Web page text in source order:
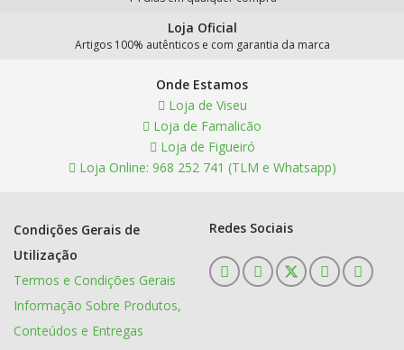
Loja Oficial
Artigos 100% autênticos e com garantia da marca
Onde Estamos
Loja de Viseu
Loja de Famalicão
Loja de Figueiró
Loja Online: 968 252 741 (TLM e Whatsapp)
Condições Gerais de
Utilização
Termos e Condições Gerais
Informação Sobre Produtos,
Conteúdos e Entregas
Redes Sociais